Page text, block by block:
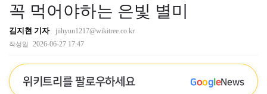
꼭 먹어야하는 은빛 별미
김지현 기자 jiihyun1217@wikitree.co.kr
작성일 2026-06-27 17:47
위키트리를 팔로우하세요 GoogleNews